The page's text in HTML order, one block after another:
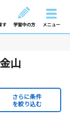
す 学習中の方 メニュー
山
さらに条件
を絞り込む